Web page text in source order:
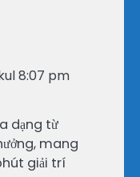
8:07 pm
dạng từ
mang
giải trí